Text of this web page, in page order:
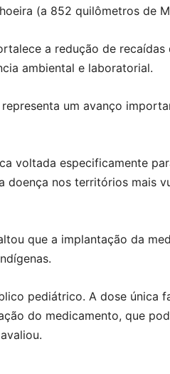
(a 852 quilômetros de
a redução de recaídas
ambiental e laboratorial.
um avanço
voltada especificamente
nos territórios mais
que a implantação da
pediátrico. A dose única
do medicamento, que